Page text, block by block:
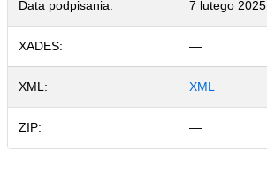
Data podpisania: 7 lutego 2025
XADES: —
XML: XML
ZIP: —